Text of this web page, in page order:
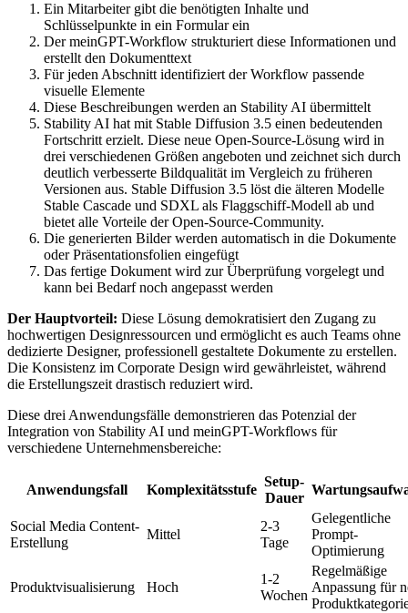
Ein Mitarbeiter gibt die benötigten Inhalte und
Schlüsselpunkte in ein Formular ein
Der meinGPT-Workflow strukturiert diese Informationen und
erstellt den Dokumenttext
Für jeden Abschnitt identifiziert der Workflow passende
visuelle Elemente
Diese Beschreibungen werden an Stability AI übermittelt
Stability AI hat mit Stable Diffusion 3.5 einen bedeutenden
Fortschritt erzielt. Diese neue Open-Source-Lösung wird in
drei verschiedenen Größen angeboten und zeichnet sich durch
deutlich verbesserte Bildqualität im Vergleich zu früheren
Versionen aus. Stable Diffusion 3.5 löst die älteren Modelle
Stable Cascade und SDXL als Flaggschiff-Modell ab und
bietet alle Vorteile der Open-Source-Community.
Die generierten Bilder werden automatisch in die Dokumente
oder Präsentationsfolien eingefügt
Das fertige Dokument wird zur Überprüfung vorgelegt und
kann bei Bedarf noch angepasst werden
Der Hauptvorteil: Diese Lösung demokratisiert den Zugang zu
hochwertigen Designressourcen und ermöglicht es auch Teams ohne
dedizierte Designer, professionell gestaltete Dokumente zu erstellen.
Die Konsistenz im Corporate Design wird gewährleistet, während
die Erstellungszeit drastisch reduziert wird.
Diese drei Anwendungsfälle demonstrieren das Potenzial der
Integration von Stability AI und meinGPT-Workflows für
verschiedene Unternehmensbereiche:
Anwendungsfall Komplexitätsstufe
Setup-
Dauer
Social Media Content-
Erstellung
Mittel
2-3
Tage
Gelegentliche
Prompt-
Optimierung
Produktvisualisierung Hoch
1-2
Wochen
Regelmäßige
Anpassung für